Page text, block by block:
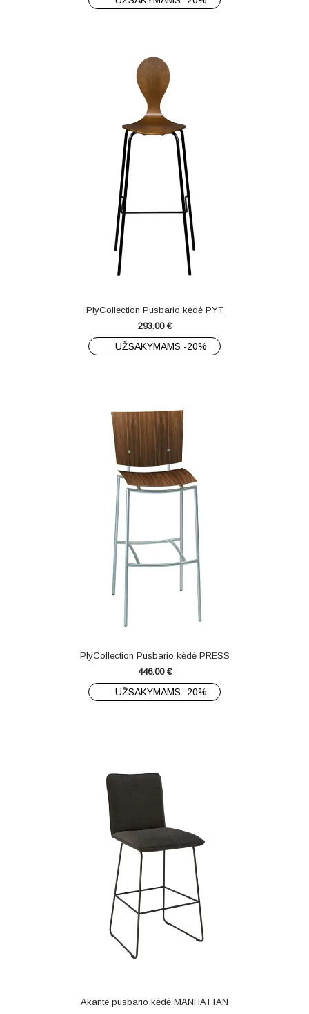
PlyCollection Pusbario kėdė PYT
293.00 €
UŽSAKYMAMS -20%
PlyCollection Pusbario kėdė PRESS
446.00 €
UŽSAKYMAMS -20%
Akante pusbario kėdė MANHATTAN